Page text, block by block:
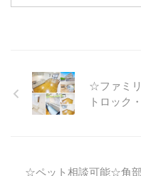
☆ファミ
トロック
☆ペット相談可能☆角